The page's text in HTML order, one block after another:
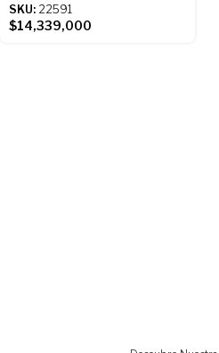
SKU: 22591
$14,339,000